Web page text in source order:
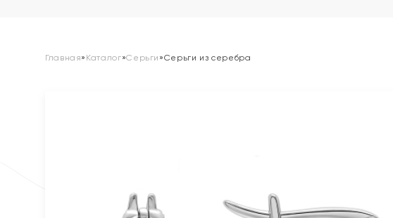
Главная» Каталог»Серьги »Серьги из серебра